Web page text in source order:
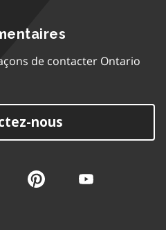
de contacter Ontario
nous